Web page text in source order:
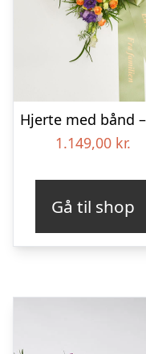
1.149,00 kr.
Gå til shop